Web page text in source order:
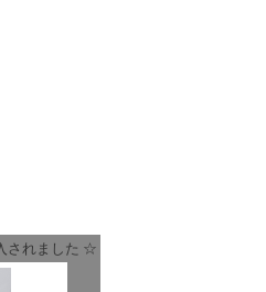
されました ☆